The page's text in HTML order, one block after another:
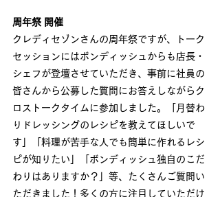
周年祭 開催
クレディセゾンさんの周年祭ですが、トーク
セッションにはボンディッシュからも店長・
シェフが登壇させていただき、事前に社員の
皆さんから公募した質問にお答えしながらク
ロストークタイムに参加しました。「月替わ
りドレッシングのレシピを教えてほしいで
す」「料理が苦手な人でも簡単に作れるレシ
ピが知りたい」「ボンディッシュ独自のこだ
わりはありますか？」等、たくさんご質問い
ただきました！多くの方に注目していただけ